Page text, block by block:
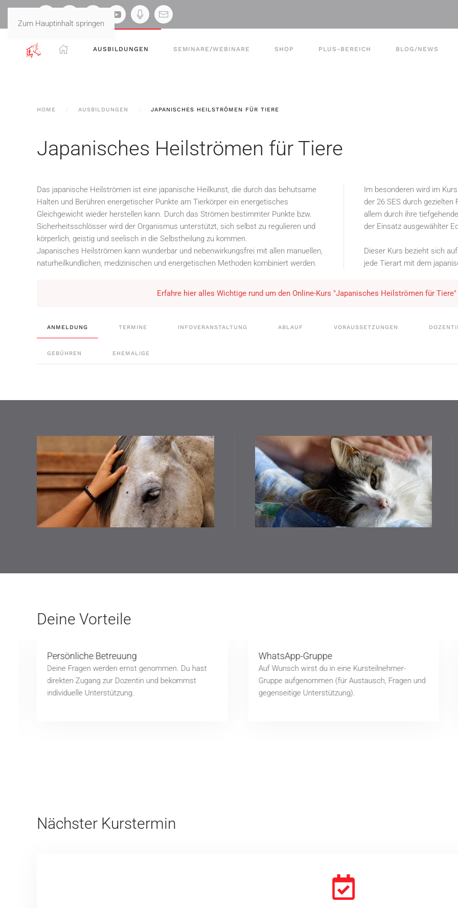
Zum Hauptinhalt springen
AUSBILDUNGEN SEMINARE/WEBINARE SHOP PLUS-BEREICH BLOG/NEWS
HOME AUSBILDUNGEN JAPANISCHES HEILSTRÖMEN FÜR TIERE
Japanisches Heilströmen für Tiere
Das japanische Heilströmen ist eine japanische Heilkunst, die durch das behutsame
Halten und Berühren energetischer Punkte am Tierkörper ein energetisches
Gleichgewicht wieder herstellen kann. Durch das Strömen bestimmter Punkte bzw.
Sicherheitsschlösser wird der Organismus unterstützt, sich selbst zu regulieren und
körperlich, geistig und seelisch in die Selbstheilung zu kommen.
Japanisches Heilströmen kann wunderbar und nebenwirkungsfrei mit allen manuellen,
naturheilkundlichen, medizinischen und energetischen Methoden kombiniert werden.
Im besonderen wird im
der 26 SES durch gezielten
allem durch ihre
der Einsatz ausgewählter
Dieser Kurs bezieht sich
jede Tierart mit dem
Erfahre hier alles Wichtige rund um den Online-Kurs "Japanisches Heilströmen für
ANMELDUNG TERMINE INFOVERANSTALTUNG ABLAUF VORAUSSETZUNGEN
GEBÜHREN EHEMALIGE
Deine Vorteile
Persönliche Betreuung
Deine Fragen werden ernst genommen. Du hast
direkten Zugang zur Dozentin und bekommst
individuelle Unterstützung.
WhatsApp-Gruppe
Auf Wunsch wirst du in eine Kursteilnehmer-
Gruppe aufgenommen (für Austausch, Fragen und
gegenseitige Unterstützung).
Nächster Kurstermin